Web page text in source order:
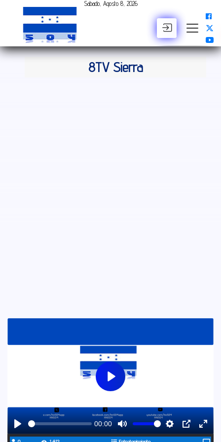
Sabado, Agosto 8, 2026
BUSCAR
8TV Sierra
Play
00:00
Mute Settings
PIP
Play